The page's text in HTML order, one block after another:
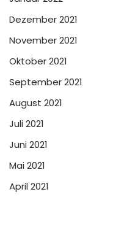
Dezember 2021
November 2021
Oktober 2021
September 2021
August 2021
Juli 2021
Juni 2021
Mai 2021
April 2021